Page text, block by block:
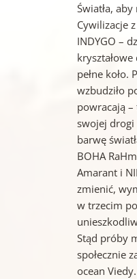
Światła,
Cywilizacje
INDYGO –
pełne koło.
wzbudziło
powracają –
swojej drogi
barwę
BOHA
Amarant i
zmienić,
w trzecim
Stąd próby
społecznie
ocean Viedy.